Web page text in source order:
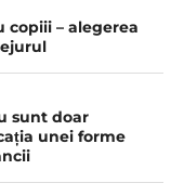
copiii – alegerea
sunt doar
unei forme